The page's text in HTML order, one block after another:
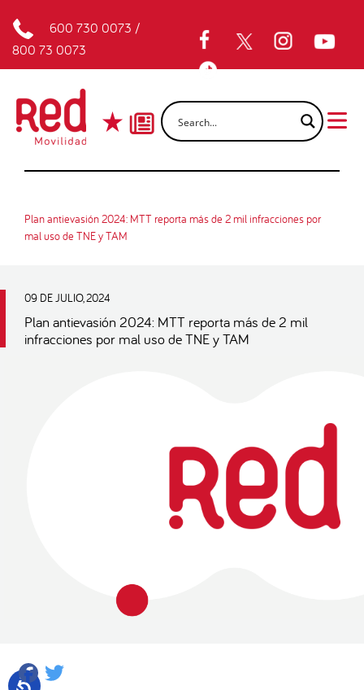
600 730 0073 /
800 73 0073
Plan antievasión 2024: MTT reporta más de 2 mil infracciones por
mal uso de TNE y TAM
09 DE JULIO, 2024
Plan antievasión 2024: MTT reporta más de 2 mil
infracciones por mal uso de TNE y TAM
Facebook